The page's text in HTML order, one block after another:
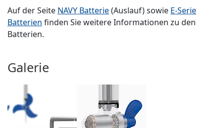
Auf der Seite NAVY Batterie(Auslauf) sowie E-Serie
Batterien finden Sie weitere Informationen zu den
Batterien.
Galerie